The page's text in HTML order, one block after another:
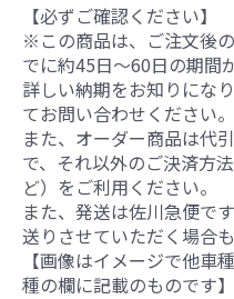
【必ずご確認ください】
※この商品は、ご注文後
でに約45日～60日の期間
詳しい納期をお知りにな
てお問い合わせください。
また、オーダー商品は代
で、それ以外のご決済方
ど）をご利用ください。
また、発送は佐川急便で
送りさせていただく場合も
【画像はイメージで他車
種の欄に記載のものです】